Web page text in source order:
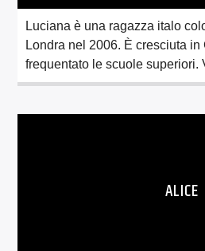
Luciana è una ragazza italo
Londra nel 2006. È cresciuta
frequentato le scuole superiori.
e, vista la sua curiosità e il suo
ALICE